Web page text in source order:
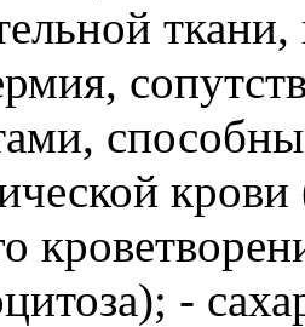
ткани,
-